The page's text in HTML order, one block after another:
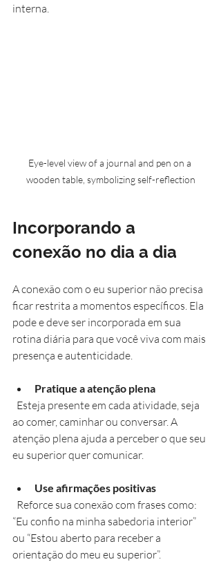
interna.
Eye-level view of a journal and pen on a
wooden table, symbolizing self-reflection
Incorporando a
conexão no dia a dia
A conexão com o eu superior não precisa
ficar restrita a momentos específicos. Ela
pode e deve ser incorporada em sua
rotina diária para que você viva com mais
presença e autenticidade.
Pratique a atenção plena
ao comer, caminhar ou conversar. A
atenção plena ajuda a perceber o que seu
eu superior quer comunicar.
Use afirmações positivas
“Eu confio na minha sabedoria interior”
ou “Estou aberto para receber a
orientação do meu eu superior”.